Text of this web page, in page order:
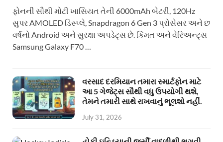
ફોનની સૌથી મોટી ખાસિયત તેની 6000mAh બેટરી, 120Hz
સુપર AMOLED ડિસ્પ્લે, Snapdragon 6 Gen 3 પ્રોસેસર અને છ
વર્ષનો Android અને સુરક્ષા અપડેટ્સ છે. કિંમત અને વેરિઅન્ટ્સ
Samsung Galaxy F70 …
વરસાદ દરમિયાન તમારા સ્માર્ટફોન માટે
આ 5 ગેજેટ્સ સૌથી વધુ ઉપયોગી થશે,
તેમને તમારી સાથે રાખવાનું ભૂલશો નહીં.
July 31, 2026